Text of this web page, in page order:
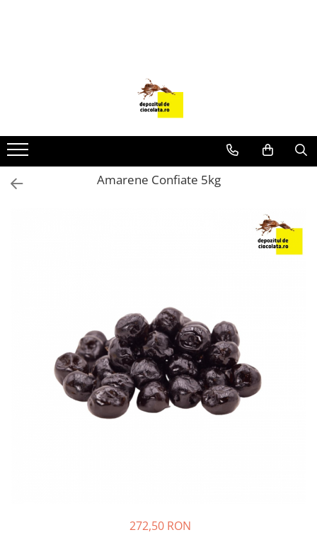
GLAZURI, UMPLUTURI, CREME
USTENSILE SI FORME SILICON
PASTA DE ZAHAR
Amarene Confiate 5kg
272,50 RON